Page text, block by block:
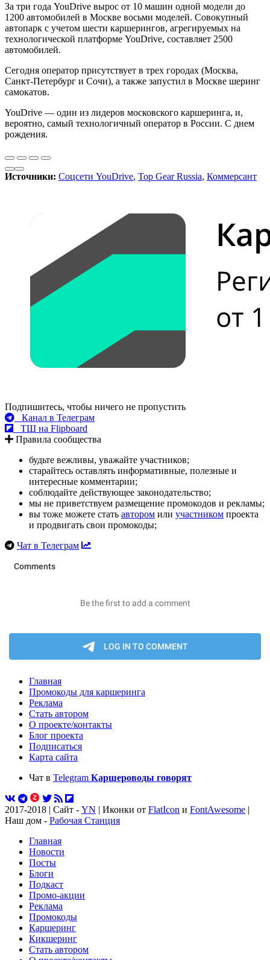
За три года YouDrive вырос от 10 машин одной модели до
1200 автомобилей в Москве восьми моделей. Совокупный
автопарк с учетом шести каршерингов, агрегируемых на
технологической платформе YouDrive, составляет 2500
автомобилей.
Сегодня оператор присутствует в трех городах (Москва,
Санкт-Петербург и Сочи), а также запустил в Москве шеринг
самокатов.
YouDrive — один из лидеров московского каршеринга, и,
вероятно, самый технологичный оператор в России. С днем
рождения.
Источники: Соцсети YouDrive, Top Gear Russia, Коммерсант
Подпишитесь, чтобы ничего не пропустить
Канал в Телеграм
ТШ на Flipboard
Правила сообщества
будьте вежливы, уважайте участников;
старайтесь оставлять информативные, полезные и
интересные комментарии;
соблюдайте действующее законодательство;
мы не приветствуем размещение промокодов и рекламы;
вы тоже можете стать автором или участником проекта
и продвигать свои промокоды;
Чат в Телеграм
Главная
Промокоды для каршеринга
Реклама
Стать автором
О проекте/контакты
Блог проекта
Подписаться
Карта сайта
Чат в Telegram Каршероводы говорят
2017-2018 | Сайт - YN | Иконки от FlatIcon и FontAwesome |
Наш дом - Рабочая Станция
Главная
Новости
Посты
Блоги
Подкаст
Промо-акции
Реклама
Промокоды
Каршеринг
Кикшеринг
Стать автором